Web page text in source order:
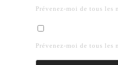
Prévenez-moi de tous les
Prévenez-moi de tous les